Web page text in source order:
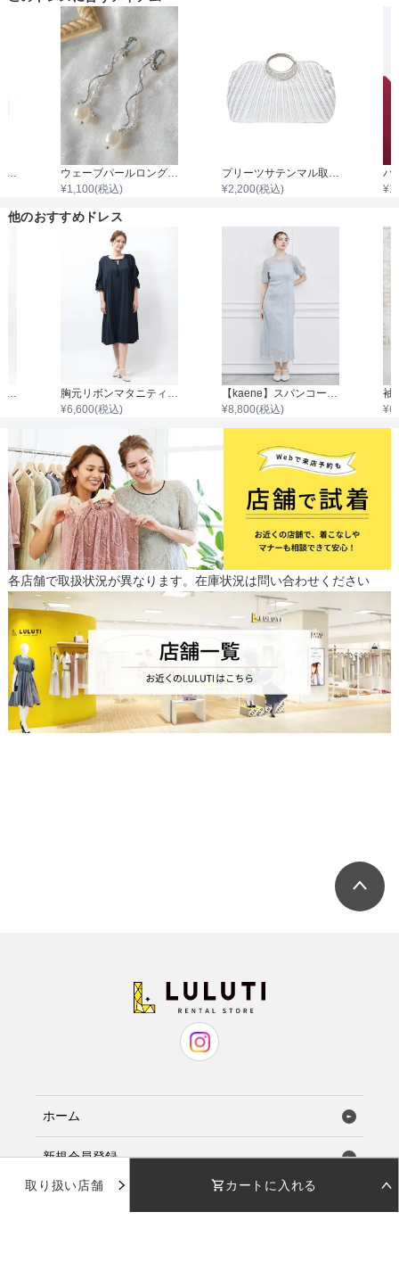
ウェーブパールロングイヤリング
¥1,100(税込)
¥2,200(税込) ¥
他のおすすめドレス
¥6,600(税込)
¥8,800(税込) ¥
各店舗で取扱状況が異なります。在庫状況は問い合わせください
ホーム
新規会員登録
取り扱い店舗
カートに入れる
STEP 01
STEP 02